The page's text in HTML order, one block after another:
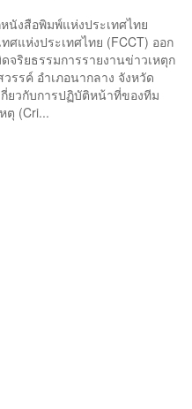
งสือพิมพ์แห่งประเทศไทย
ศแห่งประเทศไทย (FCCT) ออก
จริยธรรมการรายงานข่าวเหตุก
รรค์ อำเภอนากลาง จังหวัด
ยวกับการปฏิบัติหน้าที่ของทีม
ตุ (Cri...